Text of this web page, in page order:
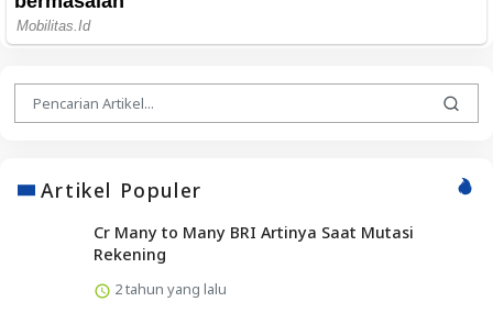
Artikel Populer
Cr Many to Many BRI Artinya Saat Mutasi
Rekening
2 tahun yang lalu